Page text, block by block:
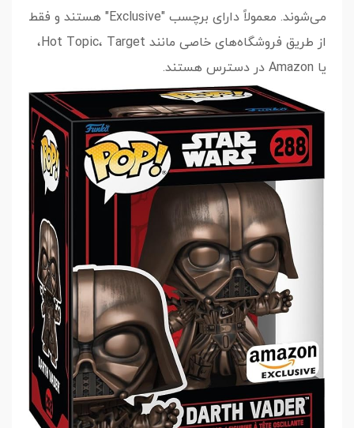
می‌شوند. معمولاً دارای برچسب "Exclusive" هستند و فقط
از طریق فروشگاه‌های خاصی مانند Hot Topic، Target،
یا Amazon در دسترس هستند.